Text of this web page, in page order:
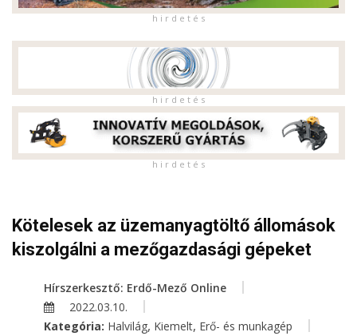
h i r d e t é s
h i r d e t é s
h i r d e t é s
Kötelesek az üzemanyagtöltő állomások
kiszolgálni a mezőgazdasági gépeket
Hírszerkesztő: Erdő-Mező Online
2022.03.10.
Kategória: Halvilág, Kiemelt, Erő- és munkagép